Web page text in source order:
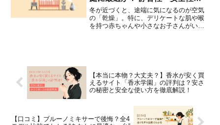
衛生面をパパママ目線でレビュー
冬が近づくと、途端に気になるのが空気
の「乾燥」。特に、デリケートな肌や喉
を持つ赤ちゃんや小さなお子さんがいる
【本当に本物？大丈夫？】香水が安く買
えるサイト「香水学園」の評判は？安さ
の秘密と安全な使い方を徹底解説！
【口コミ】ブルーノミキサーで後悔？全4